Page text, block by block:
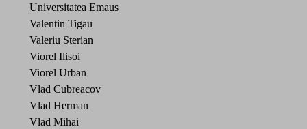
Universitatea Emaus
Valentin Tigau
Valeriu Sterian
Viorel Ilisoi
Viorel Urban
Vlad Cubreacov
Vlad Herman
Vlad Mihai